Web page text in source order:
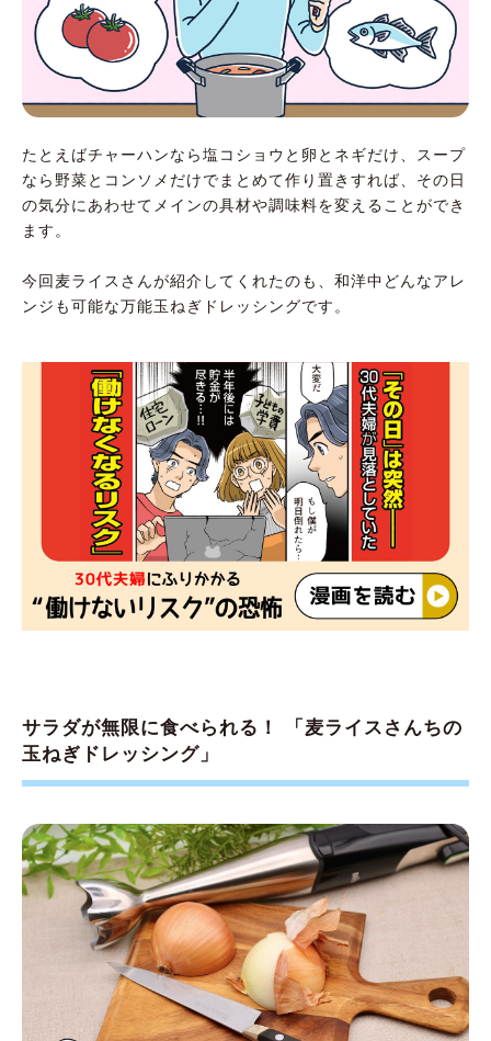
たとえばチャーハンなら塩コショウと卵とネギだけ、スープ
なら野菜とコンソメだけでまとめて作り置きすれば、その日
の気分にあわせてメインの具材や調味料を変えることができ
ます。
今回麦ライスさんが紹介してくれたのも、和洋中どんなアレ
ンジも可能な万能玉ねぎドレッシングです。
サラダが無限に食べられる！ 「麦ライスさんちの
玉ねぎドレッシング」